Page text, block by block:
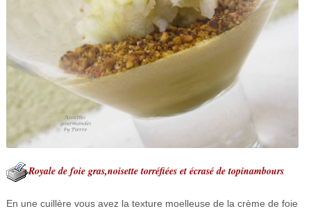
Royale de foie gras,noisette torréfiées et écrasé de topinambours
En une cuillère vous avez la texture moelleuse de la crème de foie